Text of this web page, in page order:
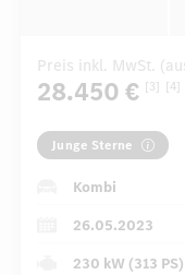
Preis inkl. MwSt.
28.450 € [3] [4]
Junge Sterne
Kombi
26.05.2023
230 kW (313 PS)